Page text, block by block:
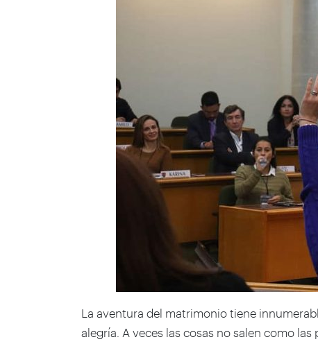
La aventura del matrimonio tiene
alegría. A veces las cosas no salen como